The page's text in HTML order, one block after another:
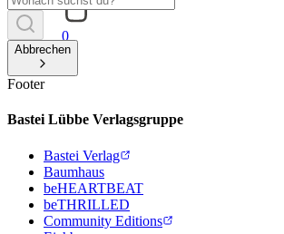
0
Abbrechen
Footer
Bastei Lübbe Verlagsgruppe
Bastei Verlag
Baumhaus
beHEARTBEAT
beTHRILLED
Community Editions